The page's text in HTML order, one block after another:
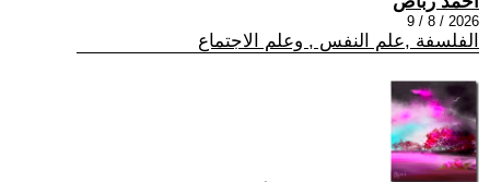
2026 / 8 / 9
الفلسفة ,علم النفس , وعلم الاجتماع